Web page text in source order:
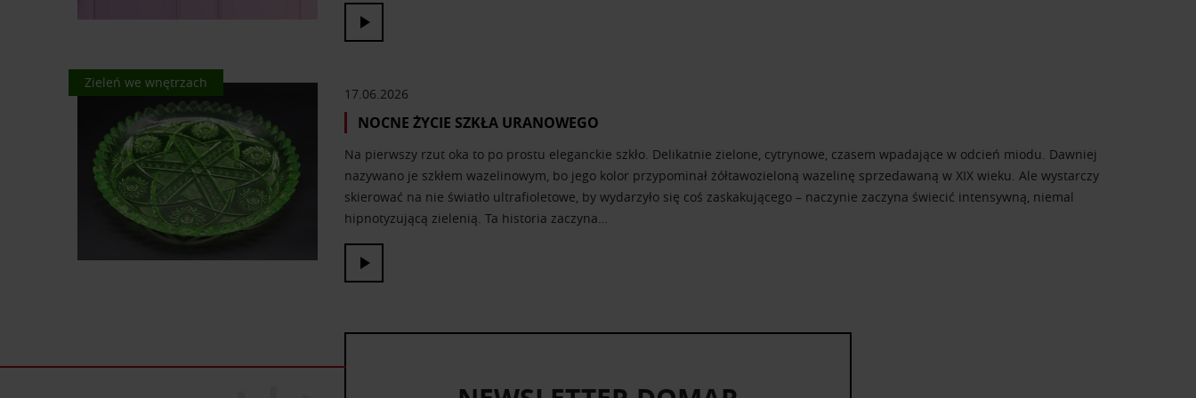
Kolor we wnętrzach
Zieleń we wnętrzach
17.06.2026
NOCNE ŻYCIE SZKŁA URANOWEGO
Na pierwszy rzut oka to po prostu eleganckie szkło. Delikatnie zielone, cytrynowe, czasem wpadające w odcień miodu. Dawniej
nazywano je szkłem wazelinowym, bo jego kolor przypominał żółtawozieloną wazelinę sprzedawaną w XIX wieku. Ale wystarczy
skierować na nie światło ultrafioletowe, by wydarzyło się coś zaskakującego – naczynie zaczyna świecić intensywną, niemal
hipnotyzującą zielenią. Ta historia zaczyna…